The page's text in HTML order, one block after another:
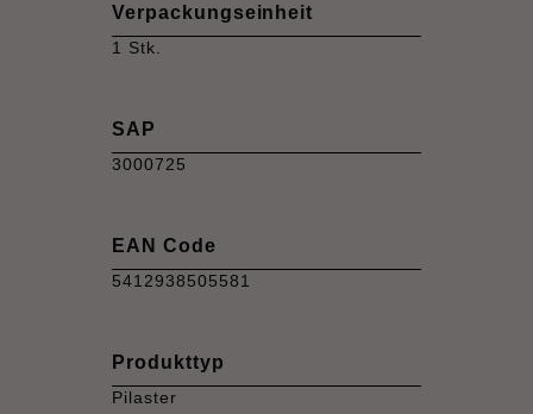
Verpackungseinheit
1 Stk.
SAP
3000725
EAN Code
5412938505581
Produkttyp
Pilaster